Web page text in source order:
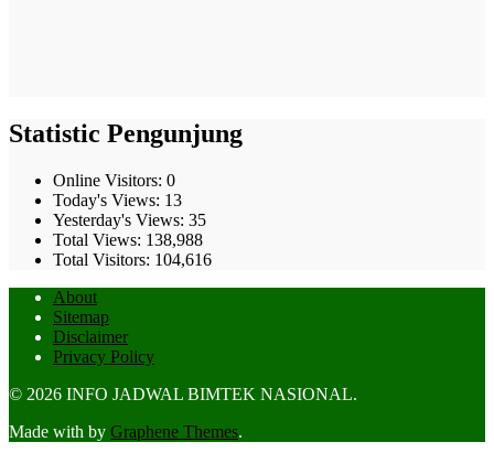
Statistic Pengunjung
Online Visitors: 0
Today's Views: 13
Yesterday's Views: 35
Total Views: 138,988
Total Visitors: 104,616
About
Sitemap
Disclaimer
Privacy Policy
© 2026 INFO JADWAL BIMTEK NASIONAL.
Made with by Graphene Themes.